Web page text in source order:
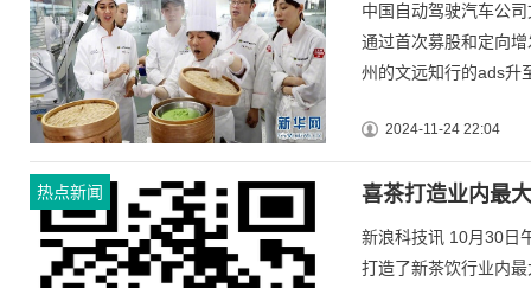
中国自动驾驶汽车公
通过首次募股和定向
州的文远知行的ads升
2024-11-24 22:04
热点新闻 喜茶打造业内最
新浪科技讯 10月30日
打造了新茶饮行业内